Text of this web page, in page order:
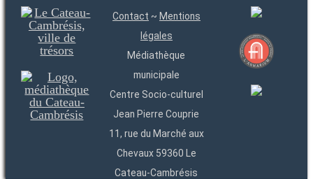
Contact ~ Mentions
légales
Médiathèque
municipale
Centre Socio-culturel
Jean Pierre Couprie
11, rue du Marché aux
Chevaux 59360 Le
Cateau-Cambrésis